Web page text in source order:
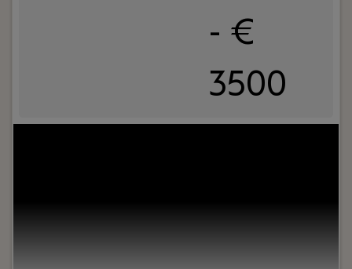
- €
3500